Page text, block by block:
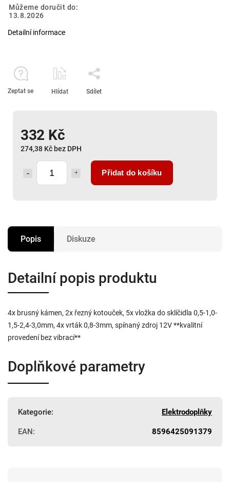
332 Kč
274,38 Kč bez DPH
Přidat do košíku
Můžeme doručit do:
13.8.2026
Detailní informace
Zeptat se Hlídat Sdílet
Popis Diskuze
Detailní popis produktu
4x brusný kámen, 2x řezný kotouček, 5x vložka do sklíčidla 0,5-1,0-
1,5-2,4-3,0mm, 4x vrták 0,8-3mm, spínaný zdroj 12V **kvalitní
provedení bez vibrací**
Doplňkové parametry
Kategorie: Elektrodoplňky
EAN: 8596425091379